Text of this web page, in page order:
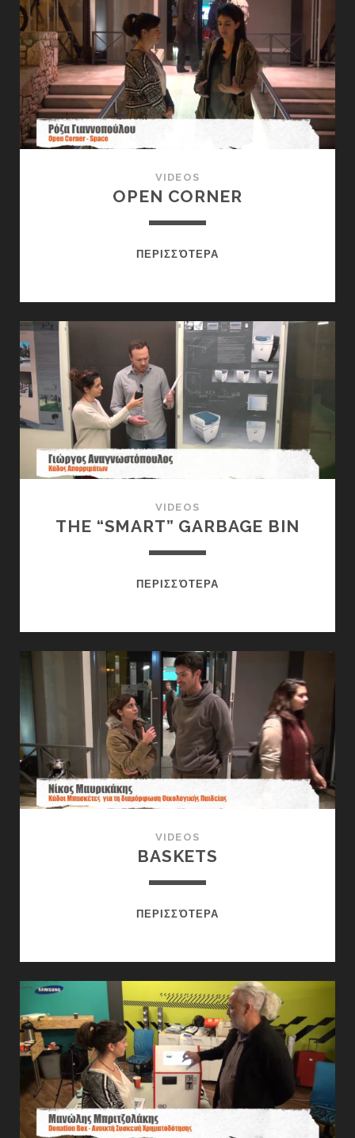
VIDEOS
OPEN CORNER
ΠΕΡΙΣΣΌΤΕΡΑ
VIDEOS
THE “SMART” GARBAGE BIN
ΠΕΡΙΣΣΌΤΕΡΑ
VIDEOS
BASKETS
ΠΕΡΙΣΣΌΤΕΡΑ